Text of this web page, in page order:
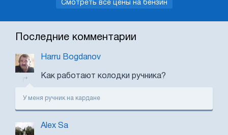
Смотреть все цены на бензин
Последние комментарии
Harru Bogdanov
Как работают колодки ручника?
У меня ручник на кардане
Alex Sa